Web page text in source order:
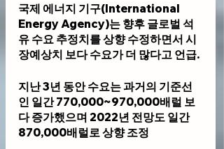
국제 에너지 기구(International
Energy Agency)는 향후 글로벌 석
유 수요 추정치를 상향 수정하면서 시
장예상치 보다 수요가 더 많다고 언급.
지난 3년 동안 수요는 과거의 기준선
인 일간 770,000~970,000배럴 보
다 증가했으며 2022년 전망도 일간
870,000배럴로 상향 조정